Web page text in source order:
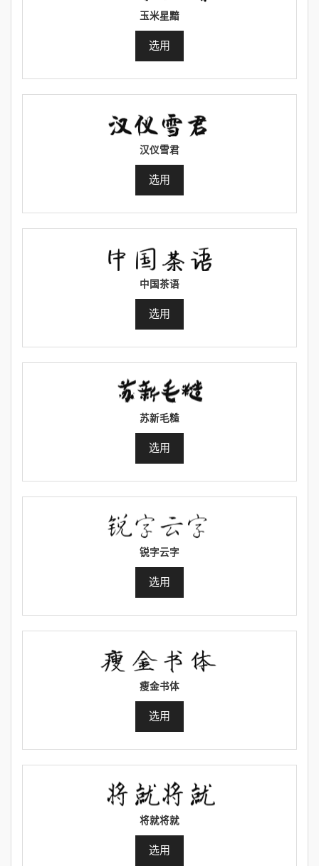
玉米星黯
选用
汉仪雪君
选用
中国茶语
选用
苏新毛糙
选用
锐字云字
选用
瘦金书体
选用
将就将就
选用